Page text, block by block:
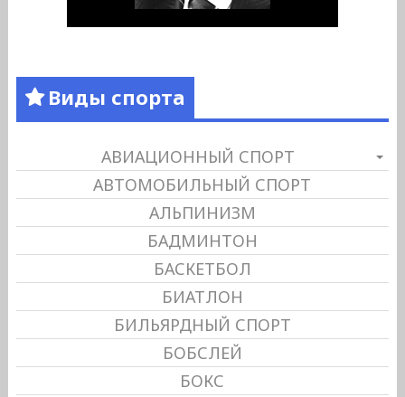
Виды спорта
АВИАЦИОННЫЙ СПОРТ
АВТОМОБИЛЬНЫЙ СПОРТ
АЛЬПИНИЗМ
БАДМИНТОН
БАСКЕТБОЛ
БИАТЛОН
БИЛЬЯРДНЫЙ СПОРТ
БОБСЛЕЙ
БОКС